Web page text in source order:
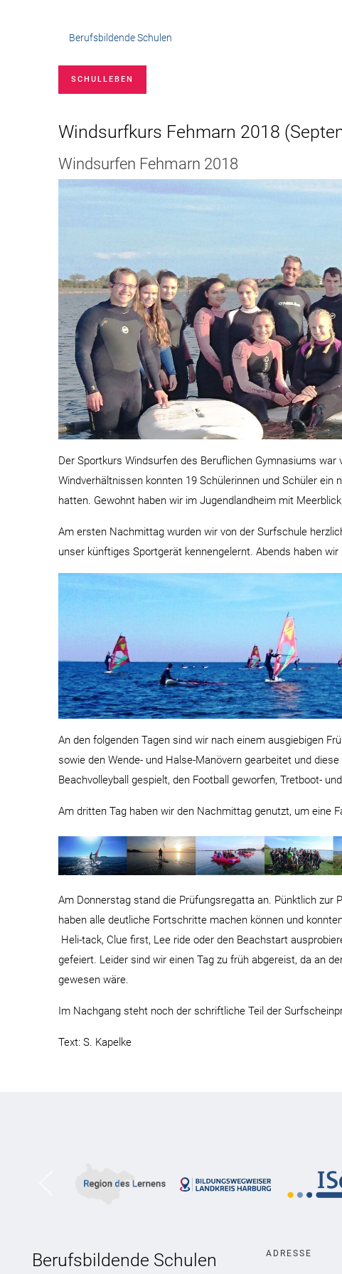
Berufsbildende Schulen
SCHULLEBEN
Windsurfkurs Fehmarn 2018 (
Windsurfen Fehmarn 2018
Der Sportkurs Windsurfen des Beruflichen Gymnasiums
Windverhältnissen konnten 19 Schülerinnen und Schüler
hatten. Gewohnt haben wir im Jugendlandheim mit
Am ersten Nachmittag wurden wir von der Surfschule
unser künftiges Sportgerät kennengelernt. Abends haben
An den folgenden Tagen sind wir nach einem ausgiebigen
sowie den Wende- und Halse-Manövern gearbeitet und
Beachvolleyball gespielt, den Football geworfen, Tretboot-
Am dritten Tag haben wir den Nachmittag genutzt, um eine
Am Donnerstag stand die Prüfungsregatta an. Pünktlich zur
haben alle deutliche Fortschritte machen können und
Heli-tack, Clue first, Lee ride oder den Beachstart
gefeiert. Leider sind wir einen Tag zu früh abgereist, da an
gewesen wäre.
Im Nachgang steht noch der schriftliche Teil der
Text: S. Kapelke
Berufsbildende Schulen ADRESSE